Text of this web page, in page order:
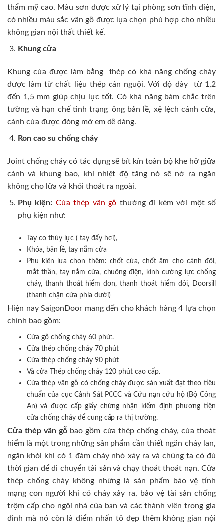
thẩm mỹ cao. Màu sơn được xử lý tại phòng sơn tĩnh điện,
có nhiều màu sắc vân gỗ được lựa chọn phù hợp cho nhiều
không gian nội thất thiết kế.
Khung cửa
Khung cửa được làm bằng thép có khả năng chống cháy
được làm từ chất liệu thép cán nguội. Với độ dày từ 1,2
đến 1,5 mm giúp chịu lực tốt. Có khả năng bám chắc trên
tường và hạn chế tình trạng lỏng bản lề, xệ lệch cánh cửa,
cánh cửa được đóng mở em dễ dàng.
Ron cao su chống cháy
Joint chống cháy có tác dụng sẽ bít kín toàn bộ khe hở giữa
cánh và khung bao, khi nhiệt độ tăng nó sẽ nở ra ngăn
không cho lửa và khói thoát ra ngoài.
Phụ kiện: Cửa thép vân gỗ thường đi kèm với một số
phụ kiện như:
Tay co thủy lực ( tay đẩy hơi),
Khóa, bản lề, tay nắm cửa
Phụ kiện lựa chọn thêm: chốt cửa, chốt âm cho cánh đôi,
mắt thần, tay nắm cửa, chuông điện, kính cường lực chống
cháy, thanh thoát hiểm đơn, thanh thoát hiểm đôi, Doorsill
(thanh chặn cửa phía dưới)
Hiện nay SaigonDoor mang đến cho khách hàng 4 lựa chọn
chính bao gồm:
Cửa gỗ chống cháy 60 phút.
Cửa thép chống cháy 70 phút
Cửa thép chống cháy 90 phút
Và cửa Thép chống cháy 120 phút cao cấp.
Cửa thép vân gỗ có chống cháy được sản xuất đạt theo tiêu
chuẩn của cục Cảnh Sát PCCC và Cứu nạn cứu hộ (Bộ Công
An) và được cấp giấy chứng nhận kiểm định phương tiện
cửa chống cháy để cung cấp ra thị trường.
Cửa thép vân gỗ bao gồm cửa thép chống cháy, cửa thoát
hiểm là một trong những sản phẩm cần thiết ngăn cháy lan,
ngăn khói khi có 1 đám cháy nhỏ xảy ra và chúng ta có đủ
thời gian để di chuyển tài sản và chạy thoát thoát nạn. Cửa
thép chống cháy không những là sản phẩm bảo vệ tính
mạng con người khi có cháy xảy ra, bảo vệ tài sản chống
trộm cấp cho ngôi nhà của bạn và các thành viên trong gia
đình mà nó còn là điểm nhấn tô đẹp thêm không gian nội